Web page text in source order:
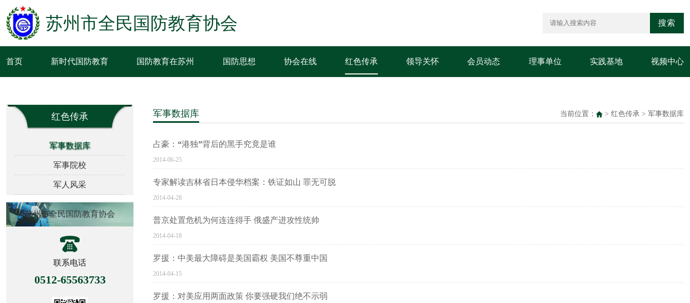
苏州市全民国防教育协会 搜索
首页 新时代国防教育 国防教育在苏州 国防思想 协会在线 红色传承 领导关怀 会员动态 理事单位 实践基地 视频中心
红色传承
军事数据库
军事院校
军人风采
苏州市全民国防教育协会
联系电话
0512-65563733
军事数据库 当前位置： > 红色传承 > 军事数据库
占豪：“港独”背后的黑手究竟是谁
2014-06-25
专家解读吉林省日本侵华档案：铁证如山 罪无可脱
2014-04-28
普京处置危机为何连连得手 俄盛产进攻性统帅
2014-04-18
罗援：中美最大障碍是美国霸权 美国不尊重中国
2014-04-15
罗援：对美应用两面政策 你要强硬我们绝不示弱